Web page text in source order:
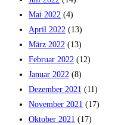
Mai 2022 (4)
April 2022 (13)
März 2022 (13)
Februar 2022 (12)
Januar 2022 (8)
Dezember 2021 (11)
November 2021 (17)
Oktober 2021 (17)